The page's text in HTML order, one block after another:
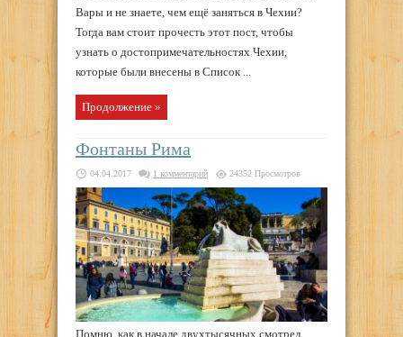
Вары и не знаете, чем ещё заняться в Чехии?
Тогда вам стоит прочесть этот пост, чтобы
узнать о достопримечательностях Чехии,
которые были внесены в Список ...
Продолжение »
Фонтаны Рима
04.04.2017 1 комментарий 24352 Просмотров
Помню, как в начале двухтысячных смотрел